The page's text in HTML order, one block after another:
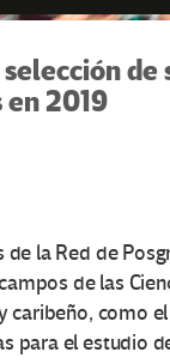
en 2019
de la Red de
de las
caribeño, como
para el estudio